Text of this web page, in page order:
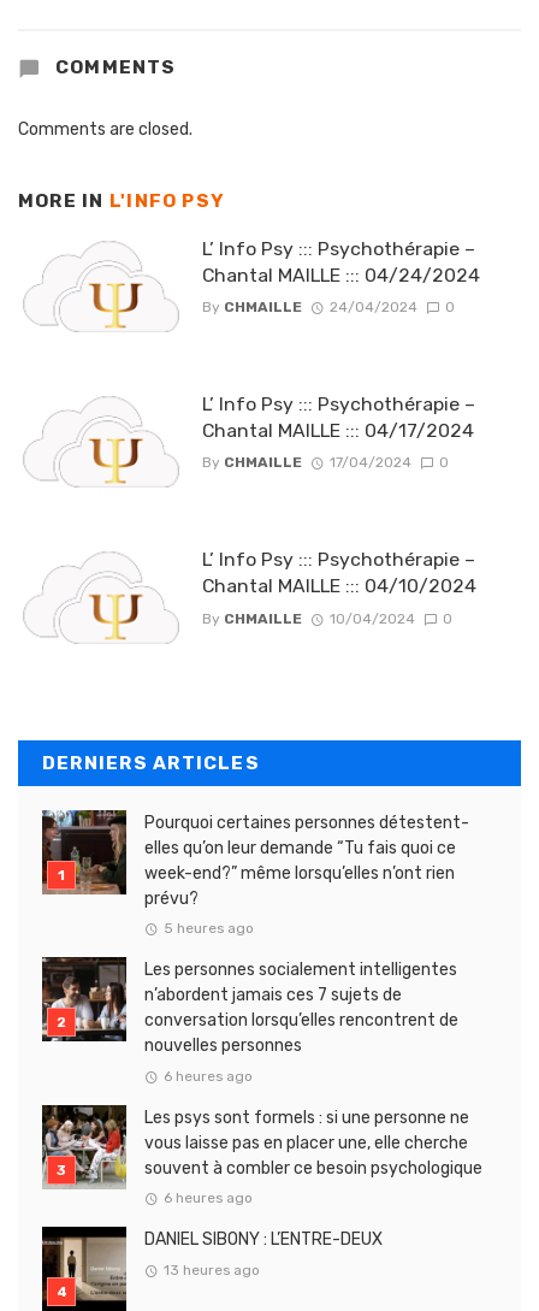
COMMENTS
Comments are closed.
MORE IN L'INFO PSY
L’ Info Psy ::: Psychothérapie –
Chantal MAILLE ::: 04/24/2024
By CHMAILLE 24/04/2024 0
L’ Info Psy ::: Psychothérapie –
Chantal MAILLE ::: 04/17/2024
By CHMAILLE 17/04/2024 0
L’ Info Psy ::: Psychothérapie –
Chantal MAILLE ::: 04/10/2024
By CHMAILLE 10/04/2024 0
DERNIERS ARTICLES
Pourquoi certaines personnes détestent-
elles qu’on leur demande “Tu fais quoi ce
week-end?” même lorsqu’elles n’ont rien
prévu?
5 heures ago
Les personnes socialement intelligentes
n’abordent jamais ces 7 sujets de
conversation lorsqu’elles rencontrent de
nouvelles personnes
6 heures ago
Les psys sont formels : si une personne ne
vous laisse pas en placer une, elle cherche
souvent à combler ce besoin psychologique
6 heures ago
DANIEL SIBONY : L’ENTRE-DEUX
13 heures ago